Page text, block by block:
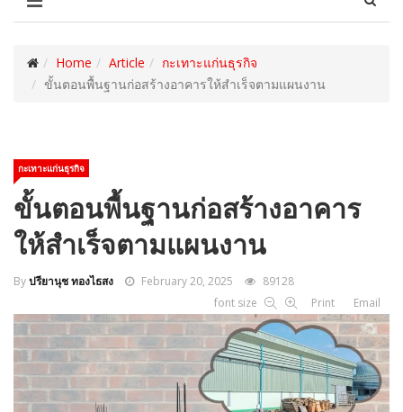
Home Article
กะเทาะแก่นธุรกิจ
ขั้นตอนพื้นฐานก่อสร้างอาคารให้สำเร็จตามแผนงาน
กะเทาะแก่นธุรกิจ
ขั้นตอนพื้นฐานก่อสร้างอาคาร
ให้สำเร็จตามแผนงาน
Byปรียานุช ทองไธสง February 20, 2025
89128
font size
Print Email